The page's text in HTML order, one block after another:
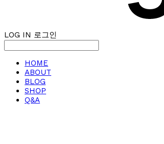
LOG IN 로그인
HOME
ABOUT
BLOG
SHOP
Q&A